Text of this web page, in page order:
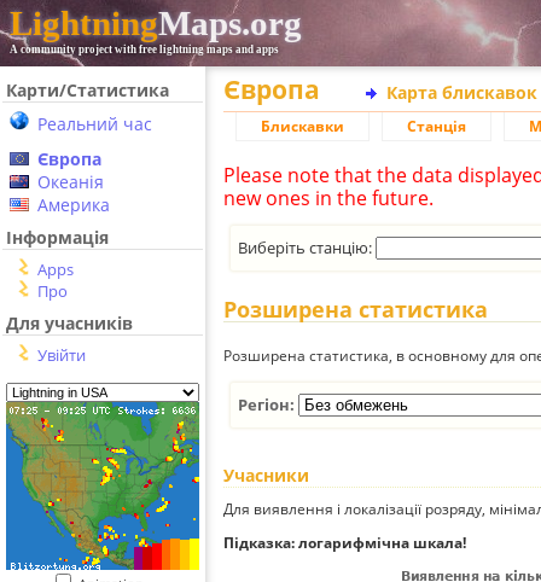
LightningMaps.org
A community project with free lightning maps and apps
Карти/Статистика
Реальний час
Європа
Океанія
Америка
Інформація
Apps
Про
Для учасників
Увійти
Європа Карта
Блискавки Станція
Please note that the data
new ones in the future.
Виберіть станцію:
Розширена статистика
Розширена статистика, в основному для
Регіон:
Учасники
Для виявлення і локалізації розряду,
Підказка: логарифмічна шкала!